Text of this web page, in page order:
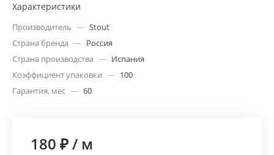
Характеристики
Производитель — Stout
Страна бренда — Россия
Страна производства — Испания
Коэффициент упаковки — 100
Гарантия, мес — 60
180 ₽/ м